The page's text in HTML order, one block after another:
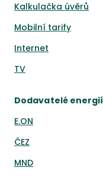
Kalkulačka úvěrů
Mobilní tarify
Internet
TV
Dodavatelé energií
E.ON
ČEZ
MND